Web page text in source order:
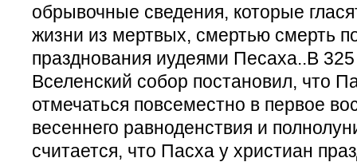
обрывочные сведения, которые
жизни из мертвых, смертью смерть
празднования иудеями Песаха..В
Вселенский собор постановил, что
отмечаться повсеместно в первое
весеннего равноденствия и
считается, что Пасха у христиан